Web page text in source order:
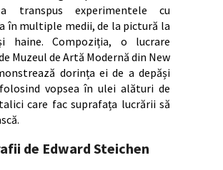
transpus experimentele cu
în multiple medii, de la pictură la
haine. Compoziția, o lucrare
Muzeul de Artă Modernă din New
dorința ei de a depăși
vopsea în ulei alături de
care fac suprafața lucrării să
de Edward Steichen